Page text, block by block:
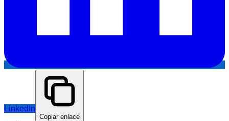
LinkedIn
Copiar enlace